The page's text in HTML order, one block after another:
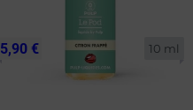
10 ml
5,90 €